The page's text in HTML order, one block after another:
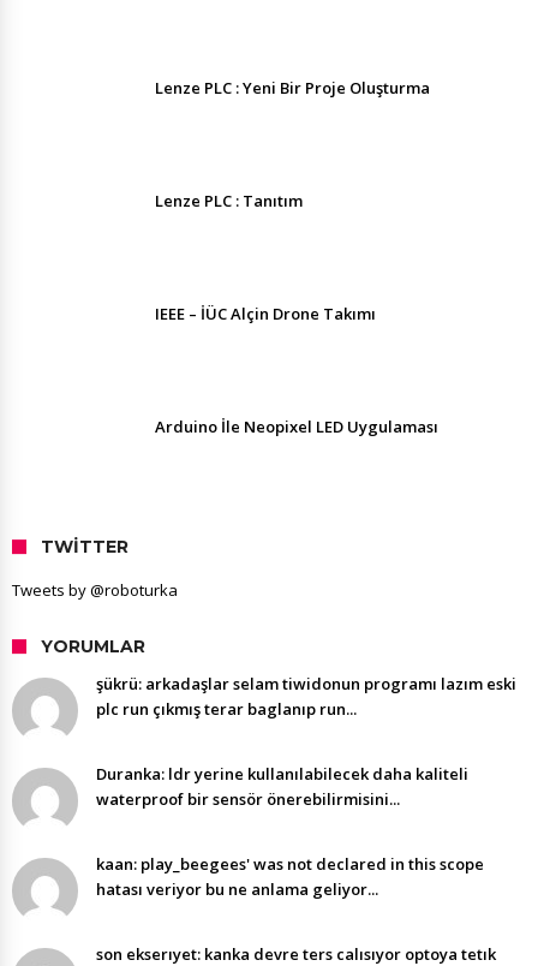
Lenze PLC : Yeni Bir Proje Oluşturma
Lenze PLC : Tanıtım
IEEE – İÜC Alçin Drone Takımı
Arduino İle Neopixel LED Uygulaması
TWITTER
Tweets by @roboturka
YORUMLAR
şükrü: arkadaşlar selam tiwidonun programı lazım eski
plc run çıkmış terar baglanıp run...
Duranka: ldr yerine kullanılabilecek daha kaliteli
waterproof bir sensör önerebilirmisini...
kaan: play_beegees' was not declared in this scope
hatası veriyor bu ne anlama geliyor...
son ekserıyet: kanka devre ters calısıyor optoya tetık